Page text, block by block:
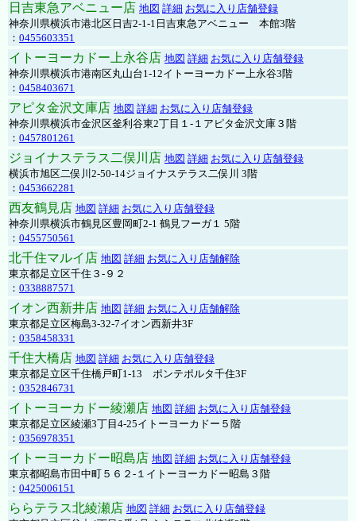
日吉東急アベニュー店 地図 詳細 お気に入り店舗登録
神奈川県横浜市港北区日吉2-1-1日吉東急アベニュー 本館3階
： 0455603351
イトーヨーカドー上永谷店 地図 詳細 お気に入り店舗登録
神奈川県横浜市港南区丸山台1-12イトーヨーカドー上永谷3階
： 0458403671
アピタ金沢文庫店 地図 詳細 お気に入り店舗登録
神奈川県横浜市金沢区釜利谷東2丁目１-１アピタ金沢文庫３階
： 0457801261
ジョイナステラス二俣川店 地図 詳細 お気に入り店舗登録
横浜市旭区二俣川2-50-14ジョイナステラス二俣川 3階
： 0453662281
西友鶴見店 地図 詳細 お気に入り店舗登録
神奈川県横浜市鶴見区豊岡町2-1 鶴見フーガ１ 5階
： 0455750561
北千住マルイ店 地図 詳細 お気に入り店舗解除
東京都足立区千住３-９２
： 0338887571
イオン西新井店 地図 詳細 お気に入り店舗解除
東京都足立区梅島3-32-7イオン西新井3F
： 0358458331
千住大橋店 地図 詳細 お気に入り店舗登録
東京都足立区千住橋戸町1-13 ポンテポルタ千住3F
： 0352846731
イトーヨーカドー綾瀬店 地図 詳細 お気に入り店舗登録
東京都足立区綾瀬3丁目4-25イトーヨーカドー５階
： 0356978351
イトーヨーカドー昭島店 地図 詳細 お気に入り店舗登録
東京都昭島市田中町５６２-１イトーヨーカドー昭島３階
： 0425006151
ららテラス北綾瀬店 地図 詳細 お気に入り店舗登録